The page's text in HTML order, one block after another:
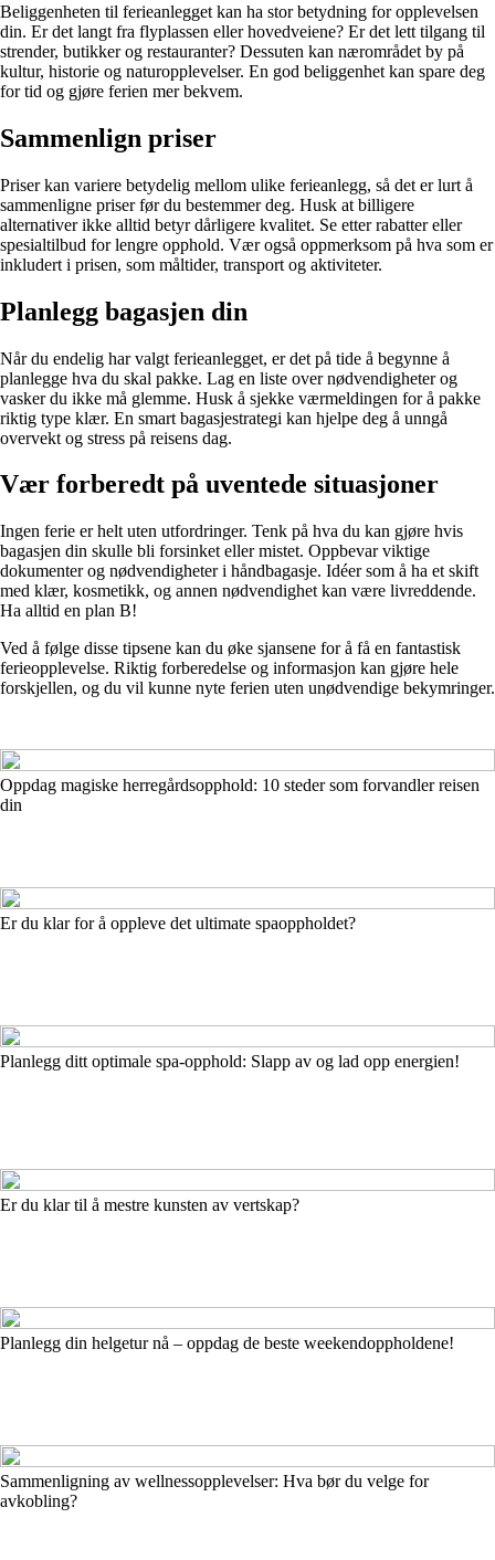
Beliggenheten til ferieanlegget kan ha stor betydning for opplevelsen
din. Er det langt fra flyplassen eller hovedveiene? Er det lett tilgang til
strender, butikker og restauranter? Dessuten kan nærområdet by på
kultur, historie og naturopplevelser. En god beliggenhet kan spare deg
for tid og gjøre ferien mer bekvem.
Sammenlign priser
Priser kan variere betydelig mellom ulike ferieanlegg, så det er lurt å
sammenligne priser før du bestemmer deg. Husk at billigere
alternativer ikke alltid betyr dårligere kvalitet. Se etter rabatter eller
spesialtilbud for lengre opphold. Vær også oppmerksom på hva som er
inkludert i prisen, som måltider, transport og aktiviteter.
Planlegg bagasjen din
Når du endelig har valgt ferieanlegget, er det på tide å begynne å
planlegge hva du skal pakke. Lag en liste over nødvendigheter og
vasker du ikke må glemme. Husk å sjekke værmeldingen for å pakke
riktig type klær. En smart bagasjestrategi kan hjelpe deg å unngå
overvekt og stress på reisens dag.
Vær forberedt på uventede situasjoner
Ingen ferie er helt uten utfordringer. Tenk på hva du kan gjøre hvis
bagasjen din skulle bli forsinket eller mistet. Oppbevar viktige
dokumenter og nødvendigheter i håndbagasje. Idéer som å ha et skift
med klær, kosmetikk, og annen nødvendighet kan være livreddende.
Ha alltid en plan B!
Ved å følge disse tipsene kan du øke sjansene for å få en fantastisk
ferieopplevelse. Riktig forberedelse og informasjon kan gjøre hele
forskjellen, og du vil kunne nyte ferien uten unødvendige bekymringer.
Oppdag magiske herregårdsopphold: 10 steder som forvandler reisen
din
Er du klar for å oppleve det ultimate spaoppholdet?
Planlegg ditt optimale spa-opphold: Slapp av og lad opp energien!
Er du klar til å mestre kunsten av vertskap?
Planlegg din helgetur nå – oppdag de beste weekendoppholdene!
Sammenligning av wellnessopplevelser: Hva bør du velge for
avkobling?